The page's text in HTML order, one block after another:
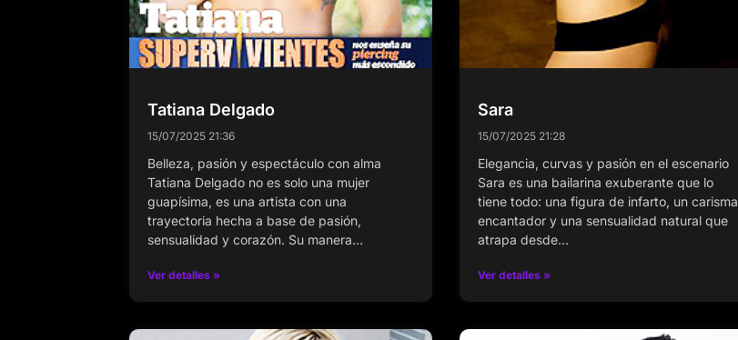
Tatiana Delgado
15/07/2025 21:36
Belleza, pasión y espectáculo con alma
Tatiana Delgado no es solo una mujer
guapísima, es una artista con una
trayectoria hecha a base de pasión,
sensualidad y corazón. Su manera…
Ver detalles »
Sara
15/07/2025 21:28
Elegancia, curvas y pasión en el escenario
Sara es una bailarina exuberante que lo
tiene todo: una figura de infarto, un carisma
encantador y una sensualidad natural que
atrapa desde…
Ver detalles »